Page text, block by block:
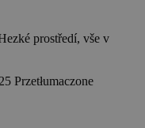
prostředí, vše v
Przetłumaczone